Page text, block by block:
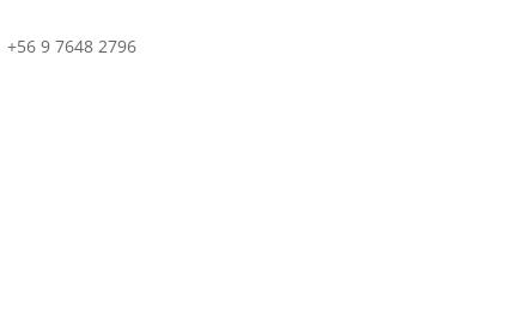
+56 9 7648 2796